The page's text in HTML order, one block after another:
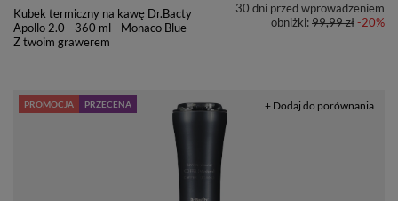
Kubek termiczny na kawę Dr.Bacty
Apollo 2.0 - 360 ml - Monaco Blue -
Z twoim grawerem
30 dni przed wprowadzeniem
obniżki:99,99 zł-20%
PROMOCJA PRZECENA + Dodaj do porównania